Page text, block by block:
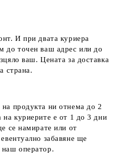
И при двата куриера
до точен ваш адрес или до
ваш. Цената за доставка
страна.
на продукта ни отнема до 2
на куриерите е от 1 до 3 дни
се намирате или от
забавяне ще
наш оператор.